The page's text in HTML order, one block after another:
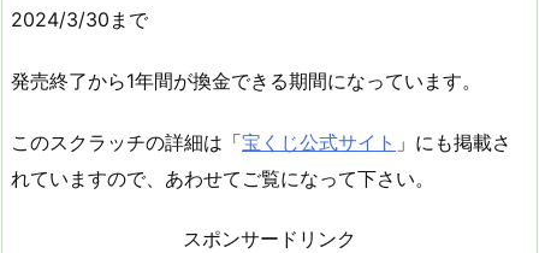
2024/3/30まで
発売終了から1年間が換金できる期間になっています。
このスクラッチの詳細は「宝くじ公式サイト 」にも掲載さ
れていますので、あわせてご覧になって下さい。
スポンサードリンク